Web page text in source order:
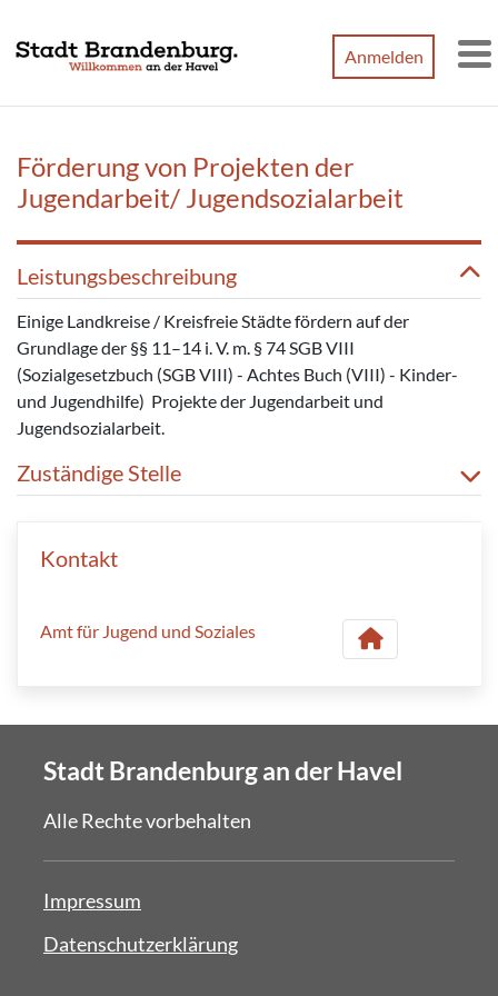
Anmelden
Förderung von Projekten der
Jugendarbeit/ Jugendsozialarbeit
Leistungsbeschreibung
Einige Landkreise / Kreisfreie Städte fördern auf der
Grundlage der §§ 11–14 i. V. m. § 74 SGB VIII
(Sozialgesetzbuch (SGB VIII) - Achtes Buch (VIII) - Kinder-
und Jugendhilfe) Projekte der Jugendarbeit und
Jugendsozialarbeit.
Zuständige Stelle
Kontakt
Amt für Jugend und Soziales
Stadt Brandenburg an der Havel
Alle Rechte vorbehalten
Impressum
Datenschutzerklärung